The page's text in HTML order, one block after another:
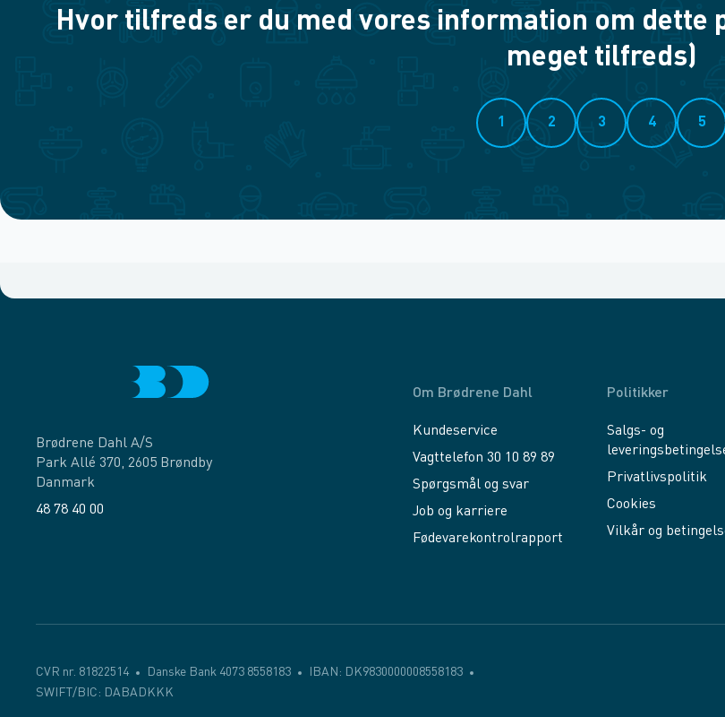
Hvor tilfreds er du med vores information om dette
meget tilfreds)
1 2 3 4 5
Brødrene Dahl A/S
Park Allé 370, 2605 Brøndby
Danmark
48 78 40 00
Om Brødrene Dahl
Kundeservice
Vagttelefon 30 10 89 89
Spørgsmål og svar
Job og karriere
Fødevarekontrolrapport
Politikker
Salgs- og
Privatlivspolitik
Cookies
Vilkår og
CVR nr. 81822514 Danske Bank 4073 8558183
IBAN: DK9830000008558183
SWIFT/BIC: DABADKKK